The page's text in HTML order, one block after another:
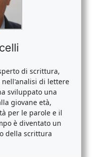
di scrittura,
nell'analisi di lettere
sviluppato una
giovane età,
per le parole e il
è diventato un
della scrittura